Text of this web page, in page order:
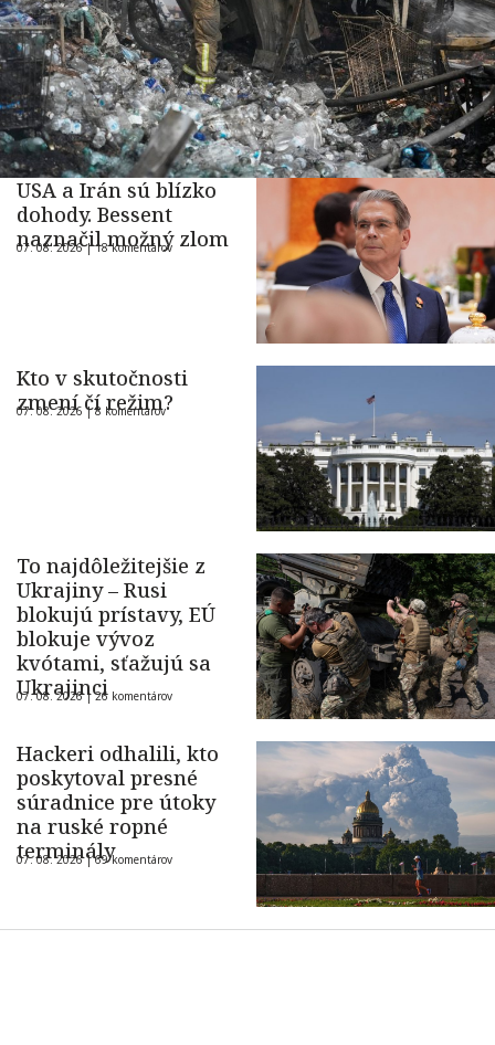
USA a Irán sú blízko
dohody. Bessent
naznačil možný zlom
07. 08. 2026 |18 komentárov
Kto v skutočnosti
zmení čí režim?
07. 08. 2026 |8 komentárov
To najdôležitejšie z
Ukrajiny – Rusi
blokujú prístavy, EÚ
blokuje vývoz
kvótami, sťažujú sa
Ukrajinci
07. 08. 2026 |26 komentárov
Hackeri odhalili, kto
poskytoval presné
súradnice pre útoky
na ruské ropné
terminály
07. 08. 2026 |69 komentárov